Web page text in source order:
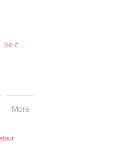
Se connecter
More